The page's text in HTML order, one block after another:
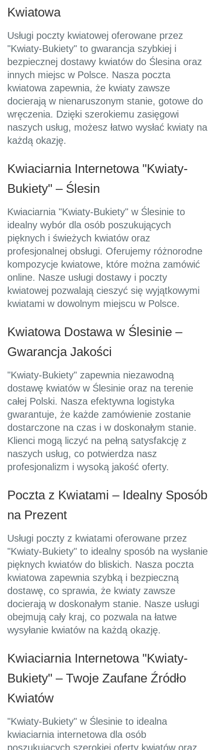
Kwiatowa
Usługi poczty kwiatowej oferowane przez
"Kwiaty-Bukiety" to gwarancja szybkiej i
bezpiecznej dostawy kwiatów do Ślesina oraz
innych miejsc w Polsce. Nasza poczta
kwiatowa zapewnia, że kwiaty zawsze
docierają w nienaruszonym stanie, gotowe do
wręczenia. Dzięki szerokiemu zasięgowi
naszych usług, możesz łatwo wysłać kwiaty na
każdą okazję.
Kwiaciarnia Internetowa "Kwiaty-
Bukiety" – Ślesin
Kwiaciarnia "Kwiaty-Bukiety" w Ślesinie to
idealny wybór dla osób poszukujących
pięknych i świeżych kwiatów oraz
profesjonalnej obsługi. Oferujemy różnorodne
kompozycje kwiatowe, które można zamówić
online. Nasze usługi dostawy i poczty
kwiatowej pozwalają cieszyć się wyjątkowymi
kwiatami w dowolnym miejscu w Polsce.
Kwiatowa Dostawa w Ślesinie –
Gwarancja Jakości
"Kwiaty-Bukiety" zapewnia niezawodną
dostawę kwiatów w Ślesinie oraz na terenie
całej Polski. Nasza efektywna logistyka
gwarantuje, że każde zamówienie zostanie
dostarczone na czas i w doskonałym stanie.
Klienci mogą liczyć na pełną satysfakcję z
naszych usług, co potwierdza nasz
profesjonalizm i wysoką jakość oferty.
Poczta z Kwiatami – Idealny Sposób
na Prezent
Usługi poczty z kwiatami oferowane przez
"Kwiaty-Bukiety" to idealny sposób na wysłanie
pięknych kwiatów do bliskich. Nasza poczta
kwiatowa zapewnia szybką i bezpieczną
dostawę, co sprawia, że kwiaty zawsze
docierają w doskonałym stanie. Nasze usługi
obejmują cały kraj, co pozwala na łatwe
wysyłanie kwiatów na każdą okazję.
Kwiaciarnia Internetowa "Kwiaty-
Bukiety" – Twoje Zaufane Źródło
Kwiatów
"Kwiaty-Bukiety" w Ślesinie to idealna
kwiaciarnia internetowa dla osób
poszukujących szerokiej oferty kwiatów oraz